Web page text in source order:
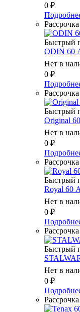
0 ₽
Рассрочка
Быстрый
ODIN 60
Нет в
0 ₽
Рассрочка
Быстрый
Original
Нет в
0 ₽
Рассрочка
Быстрый
Royal 60
Нет в
0 ₽
Рассрочка
Быстрый
Нет в
0 ₽
Рассрочка